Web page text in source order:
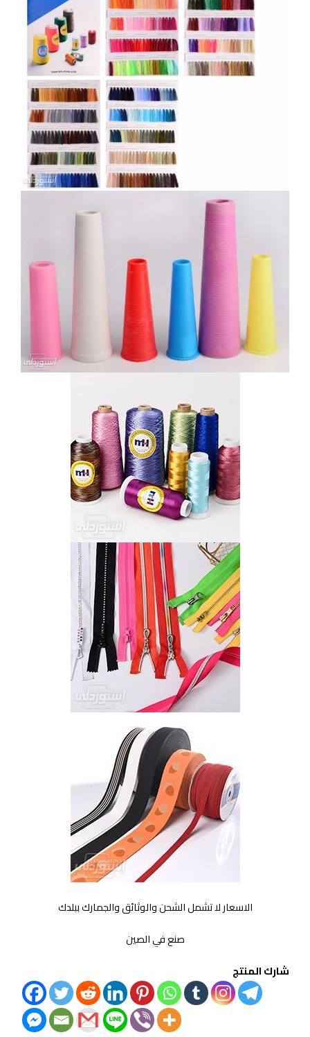
الاسعار لا تشمل الشحن والوثائق والجمارك ببلدك
صنع في الصين
شارك المنتج